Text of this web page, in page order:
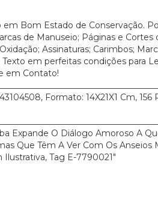
em Bom Estado de Conservação.
de Manuseio; Páginas e Cortes
Assinaturas; Carimbos;
em perfeitas condições para
em Contato!
Formato: 14X21X1 Cm, 156
Expande O Diálogo Amoroso A
Que Têm A Ver Com Os Anseios
Tag E-7790021"